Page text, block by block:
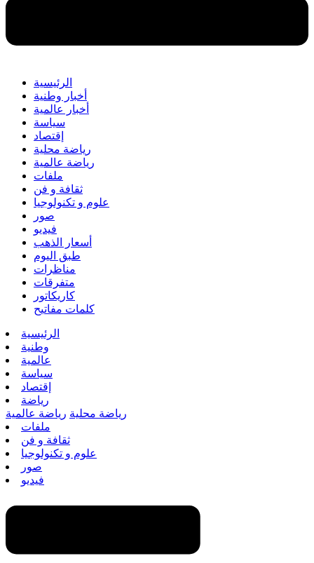
الرئيسية
أخبار وطنية
أخبار عالمية
سياسة
إقتصاد
رياضة محلية
رياضة عالمية
ملفات
ثقافة و فن
علوم و تكنولوجيا
صور
فيديو
أسعار الذهب
طبق اليوم
مناظرات
متفرقات
كاريكاتور
كلمات مفاتيح
الرئيسية
وطنية
عالمية
سياسة
إقتصاد
رياضة
رياضة محلية رياضة عالمية
ملفات
ثقافة و فن
علوم و تكنولوجيا
صور
فيديو